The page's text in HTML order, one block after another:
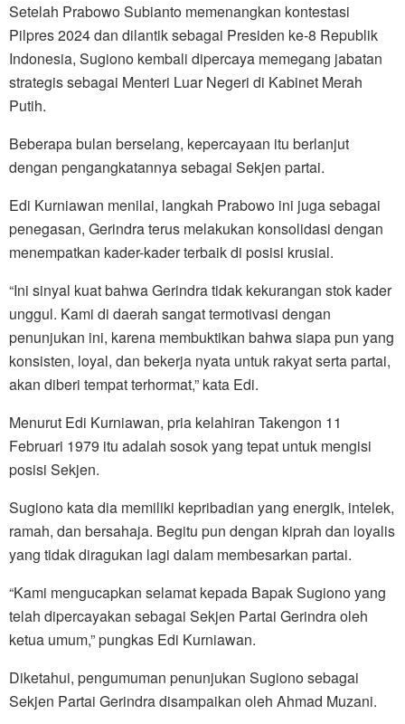
Setelah Prabowo Subianto memenangkan kontestasi
Pilpres 2024 dan dilantik sebagai Presiden ke-8 Republik
Indonesia, Sugiono kembali dipercaya memegang jabatan
strategis sebagai Menteri Luar Negeri di Kabinet Merah
Putih.
Beberapa bulan berselang, kepercayaan itu berlanjut
dengan pengangkatannya sebagai Sekjen partai.
Edi Kurniawan menilai, langkah Prabowo ini juga sebagai
penegasan, Gerindra terus melakukan konsolidasi dengan
menempatkan kader-kader terbaik di posisi krusial.
“Ini sinyal kuat bahwa Gerindra tidak kekurangan stok kader
unggul. Kami di daerah sangat termotivasi dengan
penunjukan ini, karena membuktikan bahwa siapa pun yang
konsisten, loyal, dan bekerja nyata untuk rakyat serta partai,
akan diberi tempat terhormat,” kata Edi.
Menurut Edi Kurniawan, pria kelahiran Takengon 11
Februari 1979 itu adalah sosok yang tepat untuk mengisi
posisi Sekjen.
Sugiono kata dia memiliki kepribadian yang energik, intelek,
ramah, dan bersahaja. Begitu pun dengan kiprah dan loyalis
yang tidak diragukan lagi dalam membesarkan partai.
“Kami mengucapkan selamat kepada Bapak Sugiono yang
telah dipercayakan sebagai Sekjen Partai Gerindra oleh
ketua umum,” pungkas Edi Kurniawan.
Diketahui, pengumuman penunjukan Sugiono sebagai
Sekjen Partai Gerindra disampaikan oleh Ahmad Muzani.